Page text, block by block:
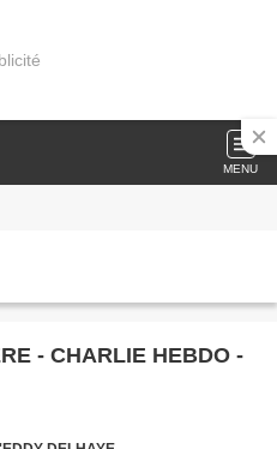
MENU
- CHARLIE HEBDO -